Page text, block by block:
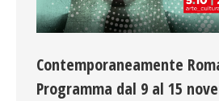
Contemporaneamente
Programma dal 9 al 15